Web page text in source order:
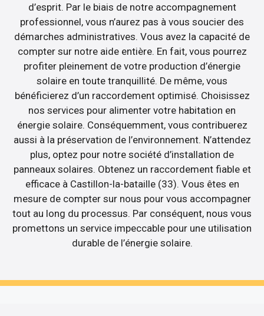
d’esprit. Par le biais de notre accompagnement
professionnel, vous n’aurez pas à vous soucier des
démarches administratives. Vous avez la capacité de
compter sur notre aide entière. En fait, vous pourrez
profiter pleinement de votre production d’énergie
solaire en toute tranquillité. De même, vous
bénéficierez d’un raccordement optimisé. Choisissez
nos services pour alimenter votre habitation en
énergie solaire. Conséquemment, vous contribuerez
aussi à la préservation de l’environnement. N’attendez
plus, optez pour notre société d’installation de
panneaux solaires. Obtenez un raccordement fiable et
efficace à Castillon-la-bataille (33). Vous êtes en
mesure de compter sur nous pour vous accompagner
tout au long du processus. Par conséquent, nous vous
promettons un service impeccable pour une utilisation
durable de l’énergie solaire.